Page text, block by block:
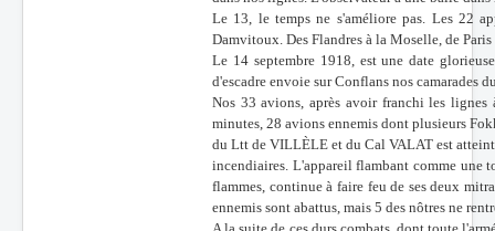
Le 13, le temps ne s'améliore pas. Les 22
Damvitoux. Des Flandres à la Moselle, de
Le 14 septembre 1918, est une date
d'escadre envoie sur Conflans nos camarades
Nos 33 avions, après avoir franchi les
minutes, 28 avions ennemis dont plusieurs
du Ltt de VILLÈLE et du Cal VALAT est atteint
incendiaires. L'appareil flambant comme une
flammes, continue à faire feu de ses deux
ennemis sont abattus, mais 5 des nôtres ne